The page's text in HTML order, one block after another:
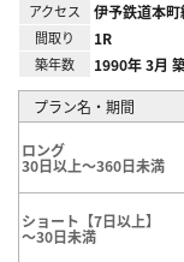
アクセス 伊予鉄道本
間取り 1R
築年数 1990年 3月
プラン名・期間
ロング
30日以上～360日未満
ショート【7日以上】
～30日未満